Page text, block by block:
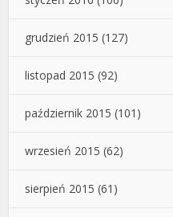
grudzień 2015 (127)
listopad 2015 (92)
październik 2015 (101)
wrzesień 2015 (62)
sierpień 2015 (61)